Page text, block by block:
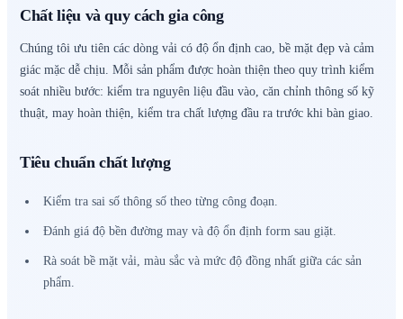
Chất liệu và quy cách gia công
Chúng tôi ưu tiên các dòng vải có độ ổn định cao, bề mặt đẹp và cảm
giác mặc dễ chịu. Mỗi sản phẩm được hoàn thiện theo quy trình kiểm
soát nhiều bước: kiểm tra nguyên liệu đầu vào, căn chỉnh thông số kỹ
thuật, may hoàn thiện, kiểm tra chất lượng đầu ra trước khi bàn giao.
Tiêu chuẩn chất lượng
Kiểm tra sai số thông số theo từng công đoạn.
Đánh giá độ bền đường may và độ ổn định form sau giặt.
Rà soát bề mặt vải, màu sắc và mức độ đồng nhất giữa các sản
phẩm.